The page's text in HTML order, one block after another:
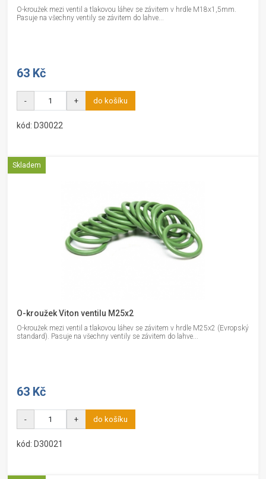
O-kroužek mezi ventil a tlakovou láhev se závitem v hrdle M18x1,5mm.
Pasuje na všechny ventily se závitem do lahve...
63 Kč
- + do košíku
kód: D30022
Skladem
O-kroužek Viton ventilu M25x2
O-kroužek mezi ventil a tlakovou láhev se závitem v hrdle M25x2 (Evropský
standard). Pasuje na všechny ventily se závitem do lahve...
63 Kč
- + do košíku
kód: D30021